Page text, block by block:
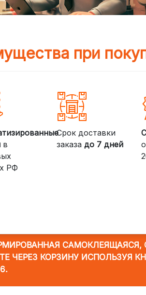
при
в
РФ
Срок доставки
заказадо 7 дней
САМОКЛЕЯЩАЯСЯ,
ЧЕРЕЗ КОРЗИНУ ИСПОЛЬЗУЯ
.